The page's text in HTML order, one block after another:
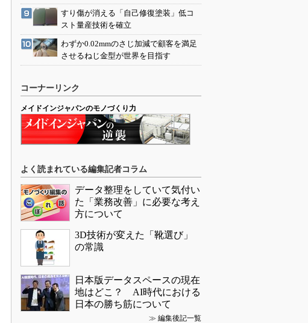
すり傷が消える「自己修復塗装」低コ
スト量産技術を確立
わずか0.02mmのさじ加減で顧客を満足
させるねじ金型が世界を目指す
コーナーリンク
メイドインジャパンのモノづくり力
よく読まれている編集記者コラム
データ整理をしていて気付い
た「業務改善」に必要な考え
方について
3D技術が変えた「靴選び」
の常識
日本版データスペースの現在
地はどこ？ AI時代における
日本の勝ち筋について
≫ 編集後記一覧